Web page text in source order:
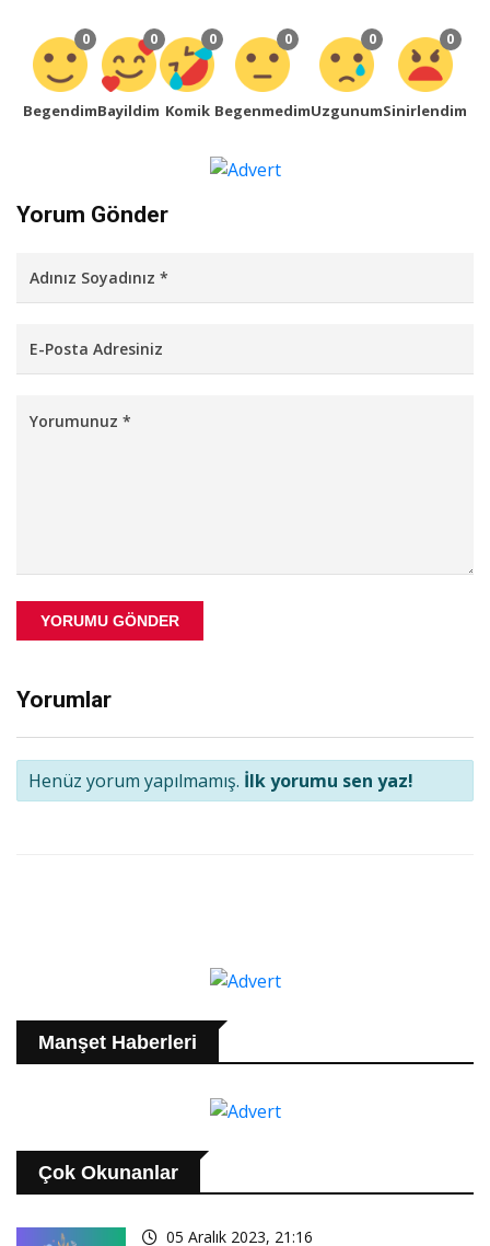
0
Begendim
0
Bayildim
0
Komik
0
Begenmedim
0
Uzgunum
0
Sinirlendim
Yorum Gönder
YORUMU GÖNDER
Yorumlar
Henüz yorum yapılmamış. İlk yorumu sen yaz!
Manşet Haberleri
Çok Okunanlar
05 Aralık 2023, 21:16